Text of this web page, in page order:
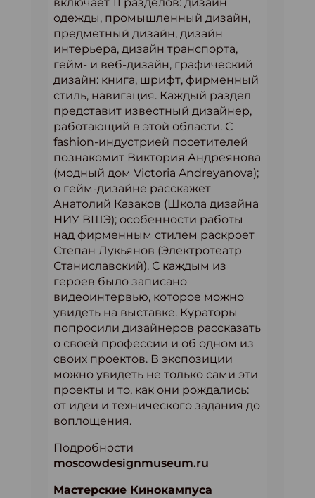
одежды, промышленный дизайн,
предметный дизайн, дизайн
интерьера, дизайн транспорта,
гейм- и веб-дизайн, графический
дизайн: книга, шрифт, фирменный
стиль, навигация. Каждый раздел
представит известный дизайнер,
работающий в этой области. С
fashion-индустрией посетителей
познакомит Виктория Андреянова
(модный дом Victoria Andreyanova);
о гейм-дизайне расскажет
Анатолий Казаков (Школа дизайна
НИУ ВШЭ); особенности работы
над фирменным стилем раскроет
Степан Лукьянов (Электротеатр
Станиславский). С каждым из
героев было записано
видеоинтервью, которое можно
увидеть на выставке. Кураторы
попросили дизайнеров рассказать
о своей профессии и об одном из
своих проектов. В экспозиции
можно увидеть не только сами эти
проекты и то, как они рождались:
от идеи и технического задания до
воплощения.
Подробности
moscowdesignmuseum.ru
Мастерские Кинокампуса